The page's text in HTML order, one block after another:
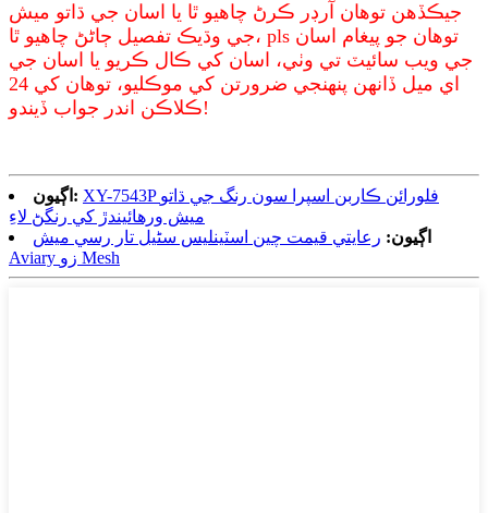
جيڪڏھن توھان آرڊر ڪرڻ چاھيو ٿا يا اسان جي ڌاتو ميش
جي وڌيڪ تفصيل ڄاڻڻ چاھيو ٿا، pls توھان جو پيغام اسان
جي ويب سائيٽ تي وٺي، اسان کي ڪال ڪريو يا اسان جي
اي ميل ڏانھن پنھنجي ضرورتن کي موڪليو، توھان کي 24
ڪلاڪن اندر جواب ڏيندو!
اڳيون: XY-7543P فلورائن ڪاربن اسپرا سون رنگ جي ڌاتو
ميش ورهائيندڙ کي رنگڻ لاءِ
اڳيون: رعايتي قيمت چين اسٽينلیس سٹیل تار رسي ميش
Aviary زو Mesh